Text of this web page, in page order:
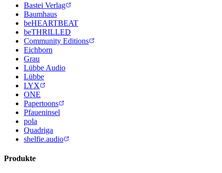
Bastei Verlag
Baumhaus
beHEARTBEAT
beTHRILLED
Community Editions
Eichborn
Grau
Lübbe Audio
Lübbe
LYX
ONE
Papertoons
Pfaueninsel
pola
Quadriga
shelfie.audio
Produkte